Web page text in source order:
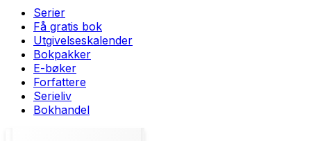
Serier
Få gratis bok
Utgivelseskalender
Bokpakker
E-bøker
Forfattere
Serieliv
Bokhandel